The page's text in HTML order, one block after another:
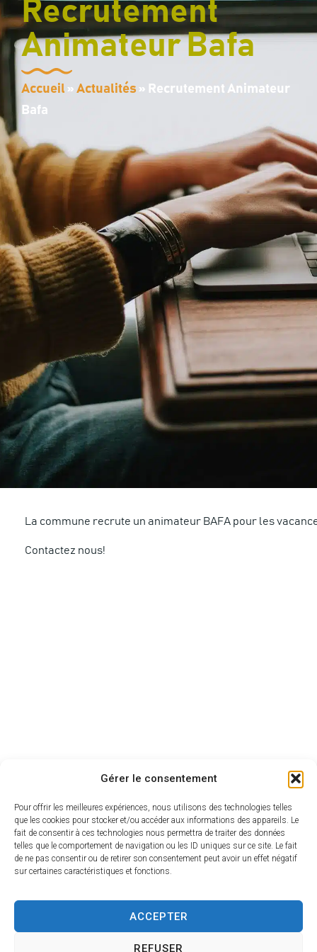
Gérer le consentement
Pour offrir les meilleures expériences, nous utilisons des technologies telles
que les cookies pour stocker et/ou accéder aux informations des appareils. Le
fait de consentir à ces technologies nous permettra de traiter des données
telles que le comportement de navigation ou les ID uniques sur ce site. Le fait
de ne pas consentir ou de retirer son consentement peut avoir un effet négatif
sur certaines caractéristiques et fonctions.
ACCEPTER
REFUSER
principalRecrutement
Animateur Bafa
Accueil » Actualités » Recrutement Animateur
Bafa
La commune recrute un animateur BAFA pour les
Contactez nous!
Mairie de
Savigny
l'Evescault
86800 Savigny
Horaires
d'ouverture